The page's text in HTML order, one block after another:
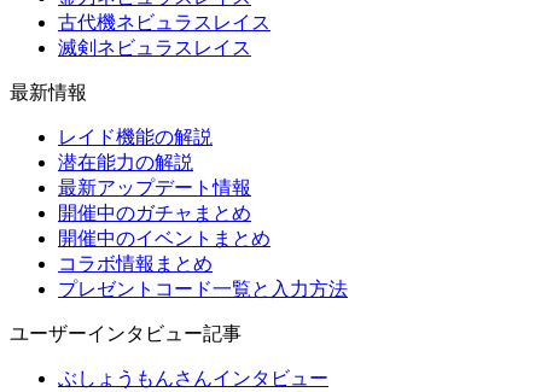
古代機ネビュラスレイス
滅剣ネビュラスレイス
最新情報
レイド機能の解説
潜在能力の解説
最新アップデート情報
開催中のガチャまとめ
開催中のイベントまとめ
コラボ情報まとめ
プレゼントコード一覧と入力方法
ユーザーインタビュー記事
ぶしょうもんさんインタビュー